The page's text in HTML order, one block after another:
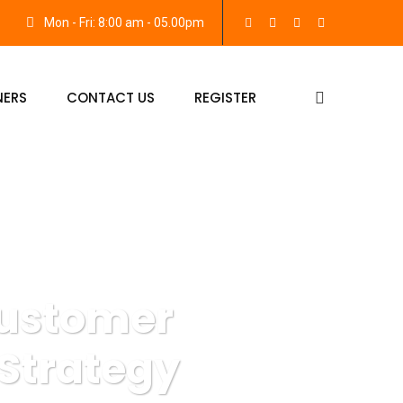
Mon - Fri: 8:00 am - 05.00pm
CONTACT US REGISTER